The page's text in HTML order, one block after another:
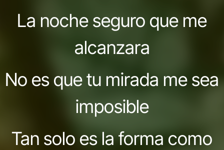
La noche seguro que me
alcanzara
No es que tu mirada me sea
imposible
Tan solo es la forma como